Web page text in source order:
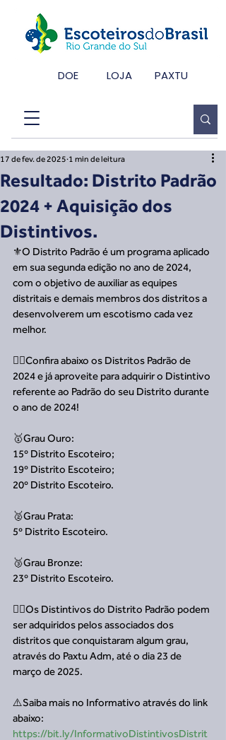
DOE LOJA PAXTU
Resultado: Distrito Padrão
2024 + Aquisição dos
Distintivos.
17 de fev. de 2025 1 min de leitura
⚜️O Distrito Padrão é um programa aplicado
em sua segunda edição no ano de 2024,
com o objetivo de auxiliar as equipes
distritais e demais membros dos distritos a
desenvolverem um escotismo cada vez
melhor.
👉🏻Confira abaixo os Distritos Padrão de
2024 e já aproveite para adquirir o Distintivo
referente ao Padrão do seu Distrito durante
o ano de 2024!
🥇Grau Ouro:
15º Distrito Escoteiro;
19º Distrito Escoteiro;
20º Distrito Escoteiro.
🥈Grau Prata:
5º Distrito Escoteiro.
🥉Grau Bronze:
23º Distrito Escoteiro.
👉🏻Os Distintivos do Distrito Padrão podem
ser adquiridos pelos associados dos
distritos que conquistaram algum grau,
através do Paxtu Adm, até o dia 23 de
março de 2025.
⚠️Saiba mais no Informativo através do link
abaixo:
https://bit.ly/InformativoDistintivosDistrit